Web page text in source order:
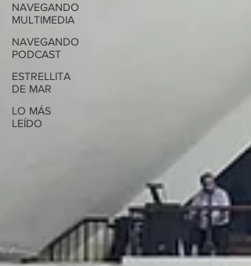
NAVEGANDO
MULTIMEDIA
NAVEGANDO
PODCAST
ESTRELLITA
DE MAR
LO MÁS
LEÍDO